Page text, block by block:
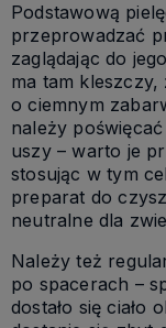
Podstawową
przeprowadzać
zaglądając do
ma tam kleszczy,
o ciemnym
należy
uszy – warto je
stosując w tym
preparat do
neutralne dla
Należy też
po spacerach –
dostało się ciało